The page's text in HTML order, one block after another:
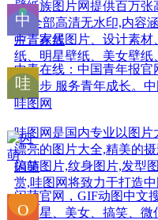
壁纸族图片网提供百万
载,全部高清无水印,内容
片、家居图片、设计素
纸、明星壁纸、美女壁纸
中青在线
中青在线：中国青年报官
会进步 服务青年成长。
哇图网
哇图网是国内专业以图
漂亮的图片大全,精美的
搞笑图片,纹身图片,发型
赏,哇图网将致力于打造
户。
闪萌
闪萌官网，GIF动图中文
括明星、美女、搞笑、